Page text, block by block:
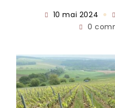
10 mai 2024
0